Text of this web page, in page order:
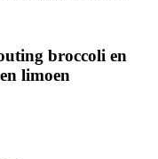
broccoli en
limoen